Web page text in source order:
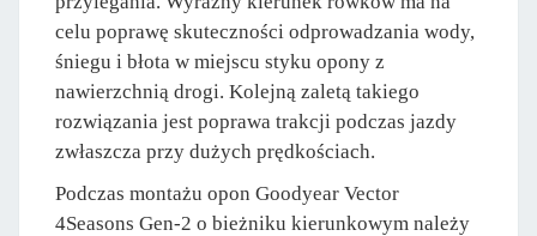
celu poprawę skuteczności odprowadzania wody,
śniegu i błota w miejscu styku opony z
nawierzchnią drogi. Kolejną zaletą takiego
rozwiązania jest poprawa trakcji podczas jazdy
zwłaszcza przy dużych prędkościach.
Podczas montażu opon Goodyear Vector
4Seasons Gen-2 o bieżniku kierunkowym należy